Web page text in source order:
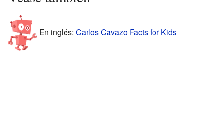
En inglés: Carlos Cavazo Facts for Kids